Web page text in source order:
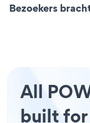
Bezoekers
All
built